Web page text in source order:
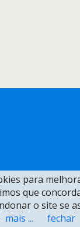
para
que
o site se
mais ... fechar